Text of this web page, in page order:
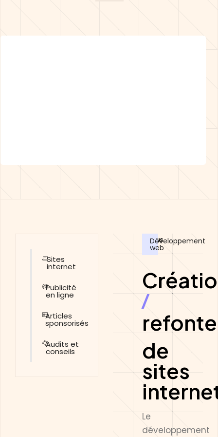
Sites
internet
Publicité
en ligne
Articles
sponsorisés
Audits et
conseils
Développement
web
/
de
sites
Le
développement